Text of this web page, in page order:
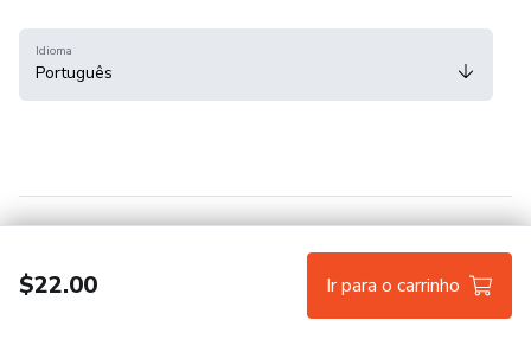
$22.00 Ir para o carrinho
Idioma
Português
Hotmart — 2011-2026 © Todos os direitos reservados.